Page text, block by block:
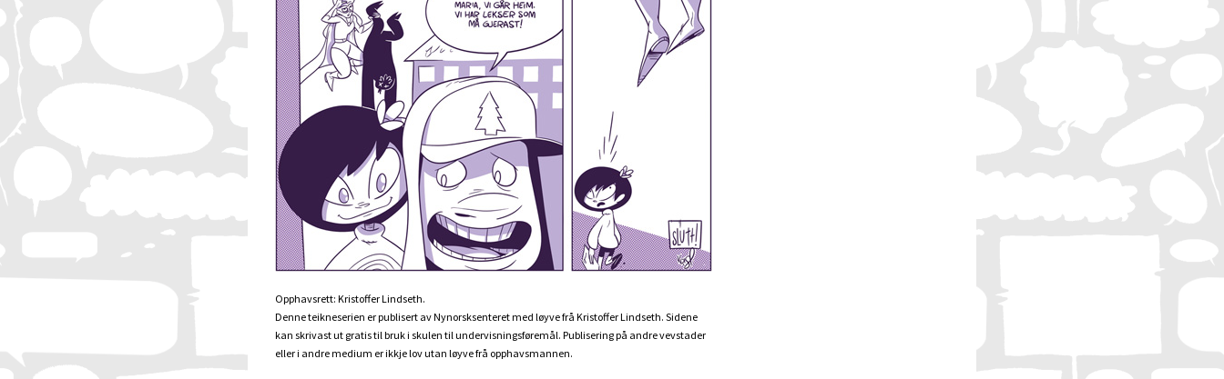
Opphavsrett: Kristoffer Lindseth.
Denne teikneserien er publisert av Nynorsksenteret med løyve frå Kristoffer Lindseth. Sidene
kan skrivast ut gratis til bruk i skulen til undervisningsføremål. Publisering på andre vevstader
eller i andre medium er ikkje lov utan løyve frå opphavsmannen.